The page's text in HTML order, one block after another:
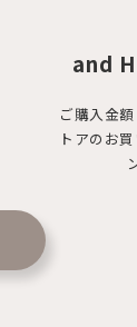
and
ご購入金
トアのお